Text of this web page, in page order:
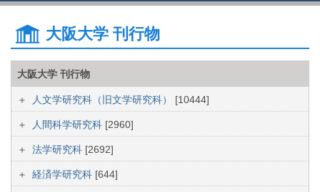
大阪大学 刊行物
大阪大学 刊行物
人文学研究科（旧文学研究科） [10444]
人間科学研究科 [2960]
法学研究科 [2692]
経済学研究科 [644]